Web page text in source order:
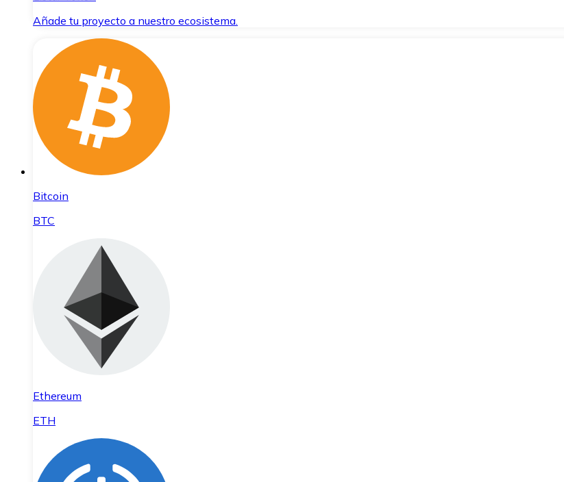
Añade tu proyecto a nuestro ecosistema.
Bitcoin
BTC
Ethereum
ETH